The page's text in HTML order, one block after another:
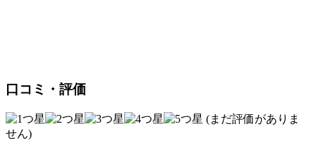
口コミ・評価
(まだ評価がありま
せん)